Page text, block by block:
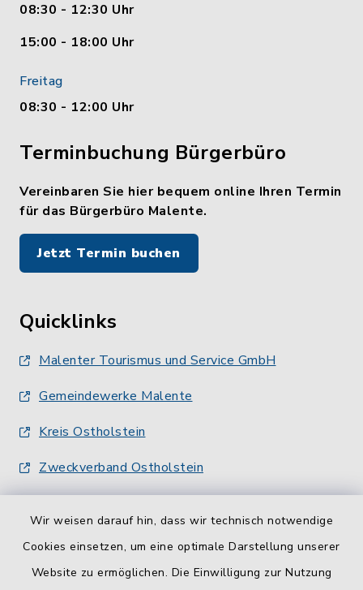
Wir weisen darauf hin, dass wir technisch notwendige
Cookies einsetzen, um eine optimale Darstellung unserer
Website zu ermöglichen. Die Einwilligung zur Nutzung
08:30 - 12:30 Uhr
15:00 - 18:00 Uhr
Freitag
08:30 - 12:00 Uhr
Terminbuchung Bürgerbüro
Vereinbaren Sie hier bequem online Ihren Termin
für das Bürgerbüro Malente.
Jetzt Termin buchen
Quicklinks
Malenter Tourismus und Service GmbH
Gemeindewerke Malente
Kreis Ostholstein
Zweckverband Ostholstein